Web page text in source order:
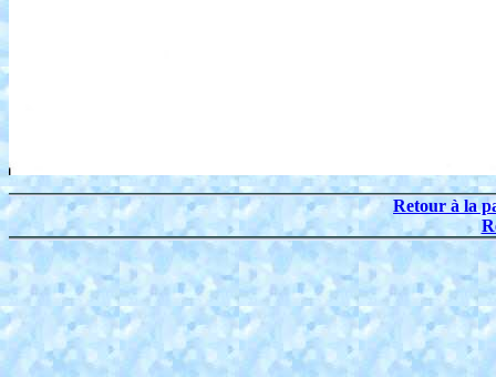
Retour à la